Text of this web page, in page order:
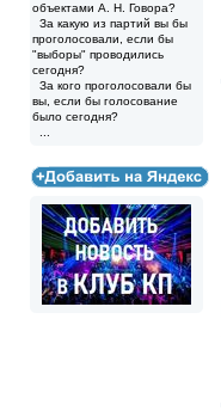
объектами А. Н. Говора?
За какую из партий вы бы
проголосовали, если бы
"выборы" проводились
сегодня?
За кого проголосовали бы
вы, если бы голосование
было сегодня?